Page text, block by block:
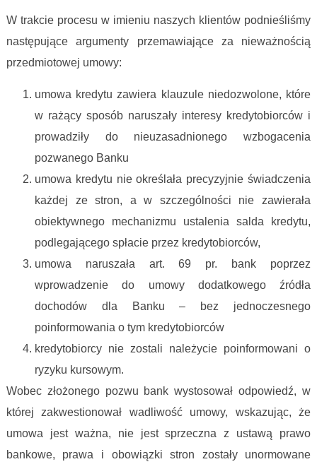
W trakcie procesu w imieniu naszych klientów podnieśliśmy
następujące argumenty przemawiające za nieważnością
przedmiotowej umowy:
umowa kredytu zawiera klauzule niedozwolone, które
w rażący sposób naruszały interesy kredytobiorców i
prowadziły do nieuzasadnionego wzbogacenia
pozwanego Banku
umowa kredytu nie określała precyzyjnie świadczenia
każdej ze stron, a w szczególności nie zawierała
obiektywnego mechanizmu ustalenia salda kredytu,
podlegającego spłacie przez kredytobiorców,
umowa naruszała art. 69 pr. bank poprzez
wprowadzenie do umowy dodatkowego źródła
dochodów dla Banku – bez jednoczesnego
poinformowania o tym kredytobiorców
kredytobiorcy nie zostali należycie poinformowani o
ryzyku kursowym.
Wobec złożonego pozwu bank wystosował odpowiedź, w
której zakwestionował wadliwość umowy, wskazując, że
umowa jest ważna, nie jest sprzeczna z ustawą prawo
bankowe, prawa i obowiązki stron zostały unormowane